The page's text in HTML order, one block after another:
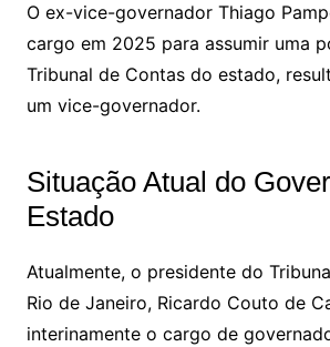
O ex-vice-governador Thiago
cargo em 2025 para assumir uma
Tribunal de Contas do estado,
um vice-governador.
Situação Atual do
Estado
Atualmente, o presidente do
Rio de Janeiro, Ricardo Couto de
interinamente o cargo de